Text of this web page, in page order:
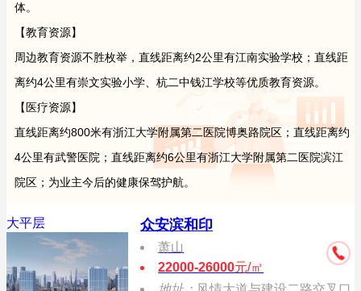
体。
【教育资源】
周边教育资源不胜枚举，直线距离约2公里有江南实验学校；直线距
离约4公里有崇文实验小学、杭二中钱江学校等优质教育资源。
【医疗资源】
直线距离约800米有浙江大学附属第二医院博奥路院区；直线距离约
4公里有武警医院；直线距离约6公里有浙江大学附属第二医院滨江
院区；为业主今后的健康保驾护航。
大平层 众安滨和印
萧山
22000-26000元/㎡